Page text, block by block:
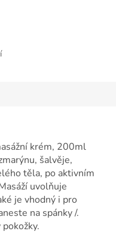
krém, 200ml
šalvěje,
těla, po aktivním
uvolňuje
je vhodný i pro
na spánky /.